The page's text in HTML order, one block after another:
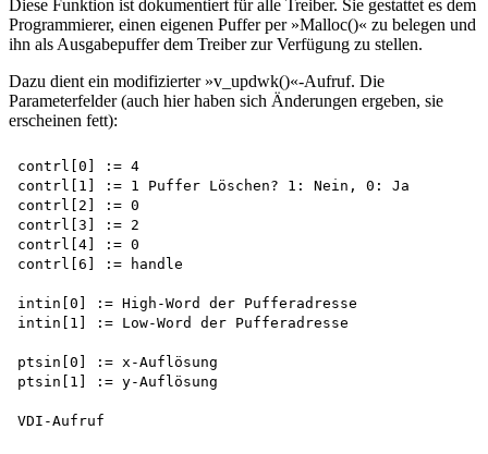
Diese Funktion ist dokumentiert für alle Treiber. Sie gestattet es dem
Programmierer, einen eigenen Puffer per »Malloc()« zu belegen und
ihn als Ausgabepuffer dem Treiber zur Verfügung zu stellen.
Dazu dient ein modifizierter »v_updwk()«-Aufruf. Die
Parameterfelder (auch hier haben sich Änderungen ergeben, sie
erscheinen fett):
contrl[0] := 4
contrl[1] := 1 Puffer Löschen? 1: Nein, 0: Ja
contrl[2] := 0
contrl[3] := 2
contrl[4] := 0
contrl[6] := handle
intin[0] := High-Word der Pufferadresse
intin[1] := Low-Word der Pufferadresse
ptsin[0] := x-Auflösung
ptsin[1] := y-Auflösung